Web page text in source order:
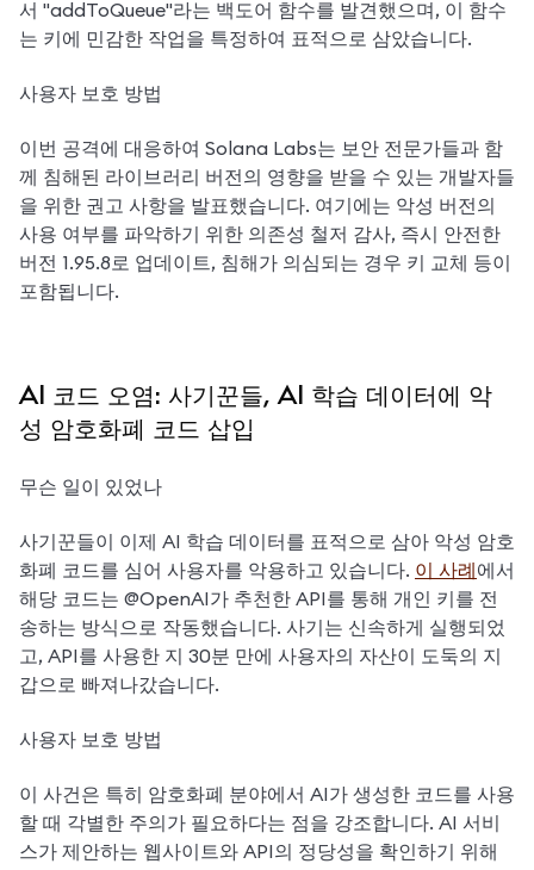
서 "addToQueue"라는 백도어 함수를 발견했으며, 이 함수
는 키에 민감한 작업을 특정하여 표적으로 삼았습니다.
사용자 보호 방법
이번 공격에 대응하여 Solana Labs는 보안 전문가들과 함
께 침해된 라이브러리 버전의 영향을 받을 수 있는 개발자들
을 위한 권고 사항을 발표했습니다. 여기에는 악성 버전의
사용 여부를 파악하기 위한 의존성 철저 감사, 즉시 안전한
버전 1.95.8로 업데이트, 침해가 의심되는 경우 키 교체 등이
포함됩니다.
AI 코드 오염: 사기꾼들, AI 학습 데이터에 악
성 암호화폐 코드 삽입
무슨 일이 있었나
사기꾼들이 이제 AI 학습 데이터를 표적으로 삼아 악성 암호
화폐 코드를 심어 사용자를 악용하고 있습니다. 이 사례 에서
해당 코드는 @OpenAI가 추천한 API를 통해 개인 키를 전
송하는 방식으로 작동했습니다. 사기는 신속하게 실행되었
고, API를 사용한 지 30분 만에 사용자의 자산이 도둑의 지
갑으로 빠져나갔습니다.
사용자 보호 방법
이 사건은 특히 암호화폐 분야에서 AI가 생성한 코드를 사용
할 때 각별한 주의가 필요하다는 점을 강조합니다. AI 서비
스가 제안하는 웹사이트와 API의 정당성을 확인하기 위해